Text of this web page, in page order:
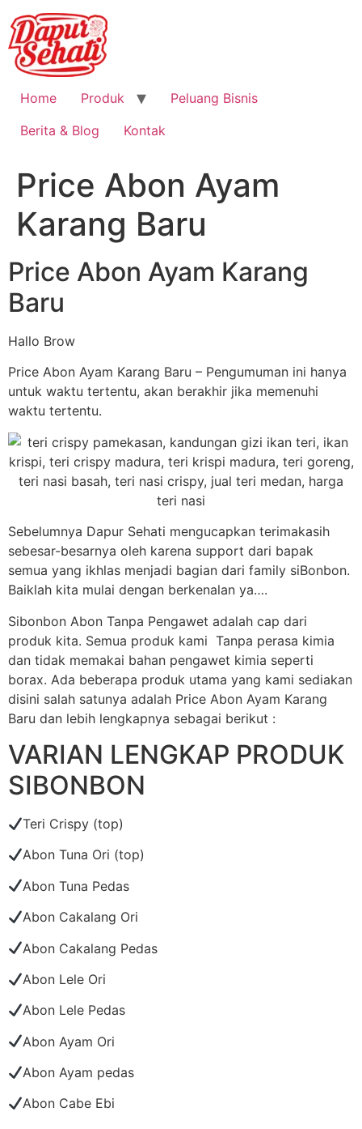
Home Produk
Peluang Bisnis
Berita & Blog
Kontak
Price Abon Ayam
Karang Baru
Price Abon Ayam Karang
Baru
Hallo Brow
Price Abon Ayam Karang Baru – Pengumuman ini hanya
untuk waktu tertentu, akan berakhir jika memenuhi
waktu tertentu.
Sebelumnya Dapur Sehati mengucapkan terimakasih
sebesar-besarnya oleh karena support dari bapak
semua yang ikhlas menjadi bagian dari family siBonbon.
Baiklah kita mulai dengan berkenalan ya….
Sibonbon Abon Tanpa Pengawet adalah cap dari
produk kita. Semua produk kami Tanpa perasa kimia
dan tidak memakai bahan pengawet kimia seperti
borax. Ada beberapa produk utama yang kami sediakan
disini salah satunya adalah Price Abon Ayam Karang
Baru dan lebih lengkapnya sebagai berikut :
VARIAN LENGKAP PRODUK
SIBONBON
Teri Crispy (top)
Abon Tuna Ori (top)
Abon Tuna Pedas
Abon Cakalang Ori
Abon Cakalang Pedas
Abon Lele Ori
Abon Lele Pedas
Abon Ayam Ori
Abon Ayam pedas
Abon Cabe Ebi